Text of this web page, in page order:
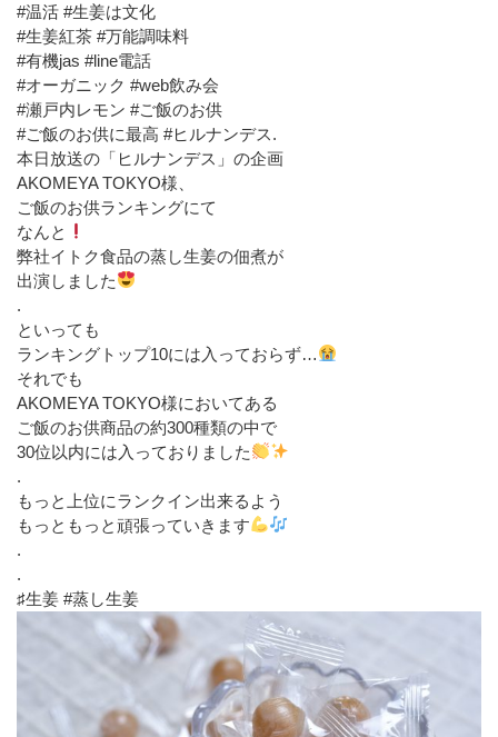
#温活 #生姜は文化
#生姜紅茶 #万能調味料
#有機jas #line電話
#オーガニック #web飲み会
#瀬戸内レモン #ご飯のお供
#ご飯のお供に最高 #ヒルナンデス.
本日放送の「ヒルナンデス」の企画
AKOMEYA TOKYO様、
ご飯のお供ランキングにて
なんと
弊社イトク食品の蒸し生姜の佃煮が
出演しました
.
といっても
ランキングトップ10には入っておらず…
それでも
AKOMEYA TOKYO様においてある
ご飯のお供商品の約300種類の中で
30位以内には入っておりました
.
もっと上位にランクイン出来るよう
もっともっと頑張っていきます
.
.
♯生姜 #蒸し生姜